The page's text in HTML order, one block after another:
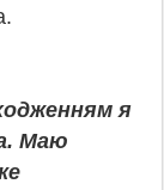
я
Маю